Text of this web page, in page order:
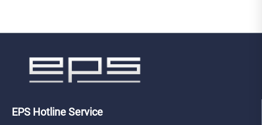
EPS Hotline Service